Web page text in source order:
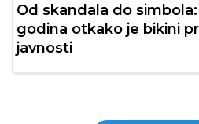
Od skandala do
godina otkako je bikini
javnosti